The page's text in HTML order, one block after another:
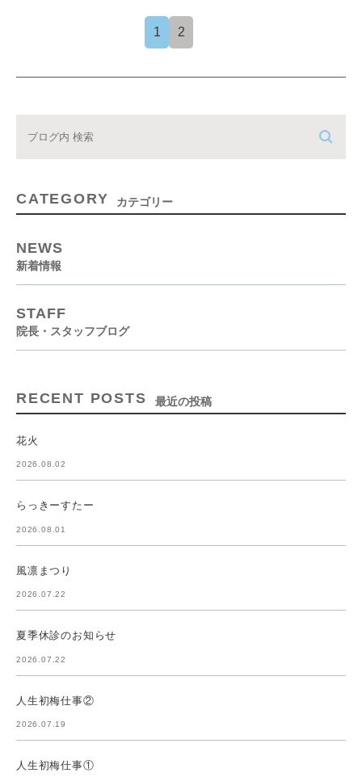
1 2
CATEGORY カテゴリー
NEWS
新着情報
STAFF
院長・スタッフブログ
RECENT POSTS 最近の投稿
花火
2026.08.02
らっきーすたー
2026.08.01
風凛まつり
2026.07.22
夏季休診のお知らせ
2026.07.22
人生初梅仕事②
2026.07.19
人生初梅仕事①